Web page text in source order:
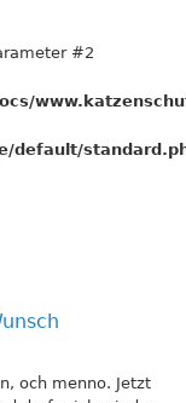
#2
default/
och menno. Jetzt